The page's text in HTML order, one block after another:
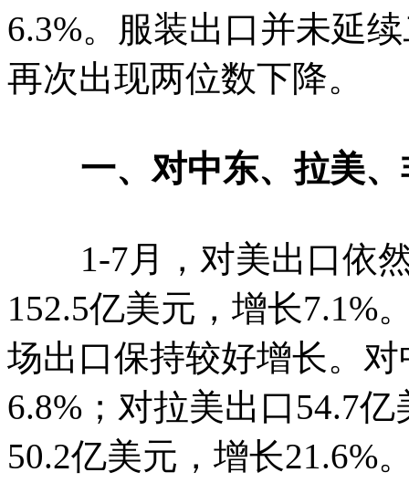
6.3%。服装出口并未延
再次出现两位数下降。
一、对中东、拉美
1-7月，对美出口依然
152.5亿美元，增长7.1%
场出口保持较好增长。
6.8%；对拉美出口54.7
50.2亿美元，增长21.6%